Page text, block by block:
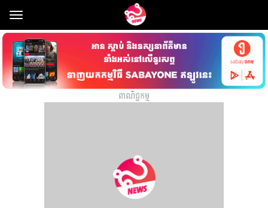
Toggle
navigation
ពាណិជ្ជកម្ម